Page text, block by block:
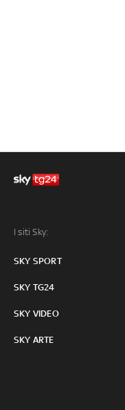
I siti Sky:
SKY SPORT
SKY TG24
SKY VIDEO
SKY ARTE